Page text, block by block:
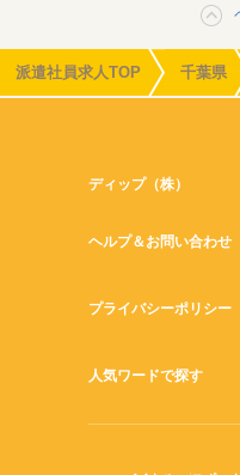
派遣社員求人TOP 千葉県
ディップ（株）
ヘルプ＆お問い合わせ
プライバシーポリシー
人気ワードで探す